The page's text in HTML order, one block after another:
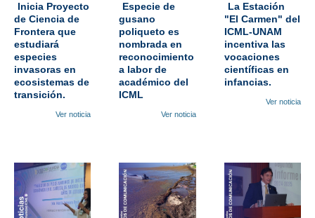
Inicia Proyecto
de Ciencia de
Frontera que
estudiará
especies
invasoras en
ecosistemas de
transición.
Ver noticia
Especie de
gusano
poliqueto es
nombrada en
reconocimiento
a labor de
académico del
ICML
Ver noticia
La Estación
"El Carmen" del
ICML-UNAM
incentiva las
vocaciones
científicas en
infancias.
Ver noticia